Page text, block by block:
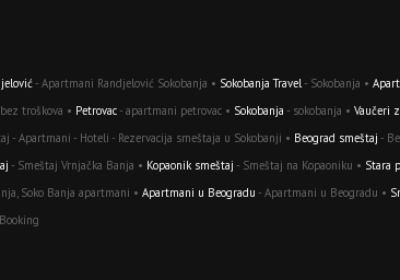
- Apartmani Randjelović Sokobanja • Sokobanja Travel - Sokobanja •
troškova • Petrovac- apartmani petrovac • Sokobanja - sokobanja • Vaučeri
- Apartmani - Hoteli - Rezervacija smeštaja u Sokobanji • Beograd smeštaj -
- Smeštaj Vrnjačka Banja • Kopaonik smeštaj - Smeštaj na Kopaoniku • Stara
Soko Banja apartmani • Apartmani u Beogradu - Apartmani u Beogradu •